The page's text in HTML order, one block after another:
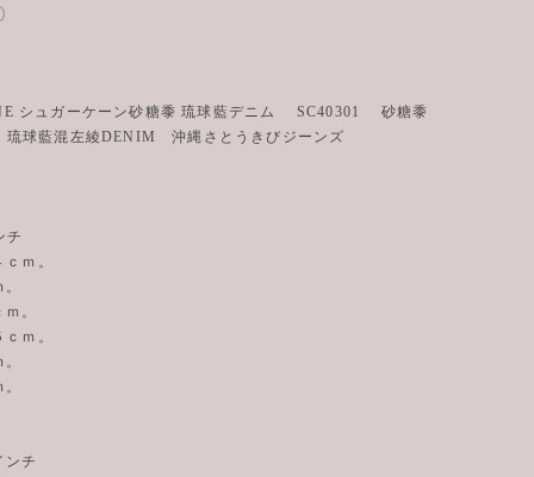
シュガーケーン砂糖黍 琉球藍デニム SC40301 砂糖黍
琉球藍混左綾DENIM 沖縄さとうきびジーンズ
チ
ｍ。
。
ｍ。
ンチ